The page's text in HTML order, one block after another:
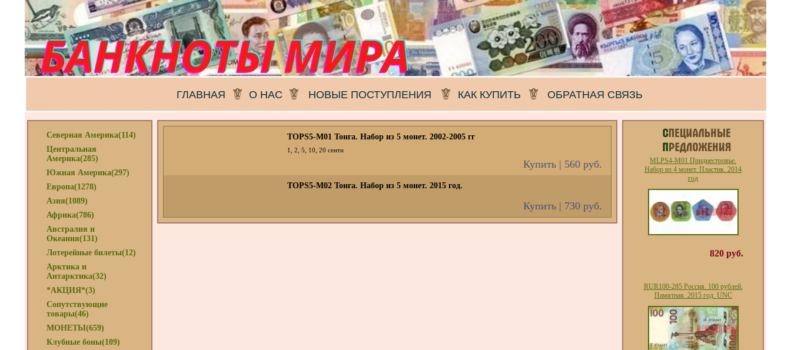
ГЛАВНАЯ О НАС НОВЫЕ ПОСТУПЛЕНИЯ КАК КУПИТЬ ОБРАТНАЯ СВЯЗЬ
Северная Америка(114)
Центральная
Америка(285)
Южная Америка(297)
Европа(1278)
Азия(1089)
Африка(786)
Австралия и
Океания(131)
Лотерейные билеты(12)
Арктика и
Антарктика(32)
*АКЦИЯ*(3)
Сопутствующие
товары(46)
МОНЕТЫ(659)
Клубные боны(109)
TOPS5-M01 Тонга. Набор из 5 монет. 2002-2005 гг
1, 2, 5, 10, 20 сенти
Купить | 560 руб.
TOPS5-M02 Тонга. Набор из 5 монет. 2015 год.
Купить | 730 руб.
MLPS4-M01 Приднестровье.
Набор из 4 монет. Пластик. 2014
год
820 руб.
RUR100-285 Россия. 100 рублей.
Памятная. 2015 год. UNC